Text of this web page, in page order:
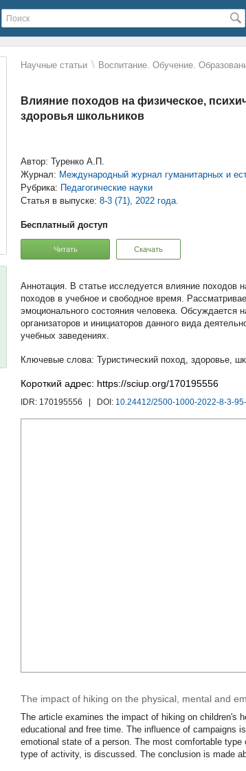
Научные статьи \ Воспитание. Обучение.
Влияние походов на физическое,
здоровья школьников
Автор: Туренко А.П.
Журнал: Международный журнал гуманитарных и
Рубрика: Педагогические науки
Статья в выпуске: 8-3 (71), 2022 года.
Бесплатный доступ
Читать Скачать
В статье исследуется влияние походов
походов в учебное и свободное время.
эмоционального состояния человека.
организаторов и инициаторов данного вида
учебных заведениях.
Туристический поход, здоровье,
Короткий адрес: https://sciup.org/170195556
IDR: 170195556 | DOI: 10.24412/2500-1000-2022-8-3-
The impact of hiking on the physical, mental and
The article examines the impact of hiking on children's
educational and free time. The influence of campaigns
emotional state of a person. The most comfortable
type of activity, is discussed. The conclusion is made